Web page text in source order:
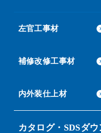
左官工事材
補修改修工事材
内外装仕上材
カタログ・SDSダ